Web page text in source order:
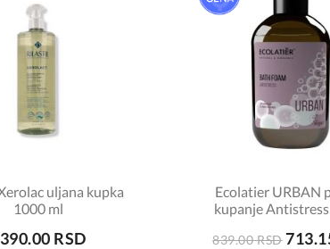
uljana kupka
1000 ml
RSD
Ecolatier URBAN
kupanje
839.00 RSD